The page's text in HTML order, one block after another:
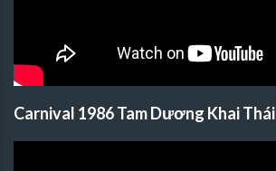
Carnival 1986 Tam Dương Khai Thái